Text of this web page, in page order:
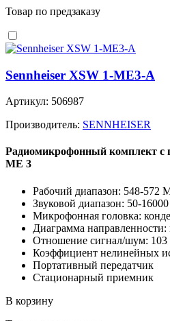
Товар по предзаказу
Sennheiser XSW 1-ME3-A
Артикул: 506987
Производитель: SENNHEISER
Радиомикрофонный комплект
ME 3
Рабочий диапазон: 548-572
Звуковой диапазон: 50-
Микрофонная головка:
Диаграмма направленности:
Отношение сигнал/шум: 103
Коэффициент нелинейных
Портативный передатчик
Стационарный приемник
В корзину